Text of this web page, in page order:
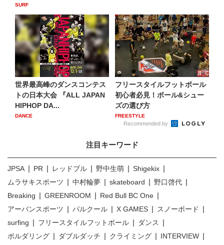
SURF
世界最高峰のダンスコンテス
トの日本大会 『ALL JAPAN
HIPHOP DA...
DANCE
フリースタイルフットボール
初心者必見！ボール&シュー
ズの選び方
FREESTYLE
Recommended by
注目キーワード
JPSA PR レッドブル 野中生萌
Shigekix
ムラサキスポーツ
中村輪夢 skateboard
野口啓代
Breaking
GREENROOM
Red Bull BC One
アーバンスポーツ
パルクール X GAMES
スノーボード
surfing
フリースタイルフットボール
ダンス
ボルダリング
ダブルダッチ クライミング
INTERVIEW